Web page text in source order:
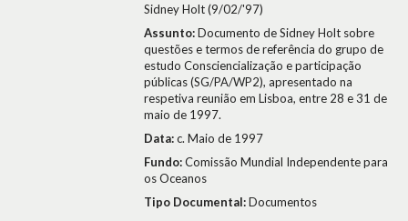
Sidney Holt (9/02/'97)
Assunto:Documento de Sidney Holt sobre
questões e termos de referência do grupo de
estudo Consciencialização e participação
públicas (SG/PA/WP2), apresentado na
respetiva reunião em Lisboa, entre 28 e 31 de
maio de 1997.
Data:c. Maio de 1997
Fundo:Comissão Mundial Independente para
os Oceanos
Tipo Documental:Documentos